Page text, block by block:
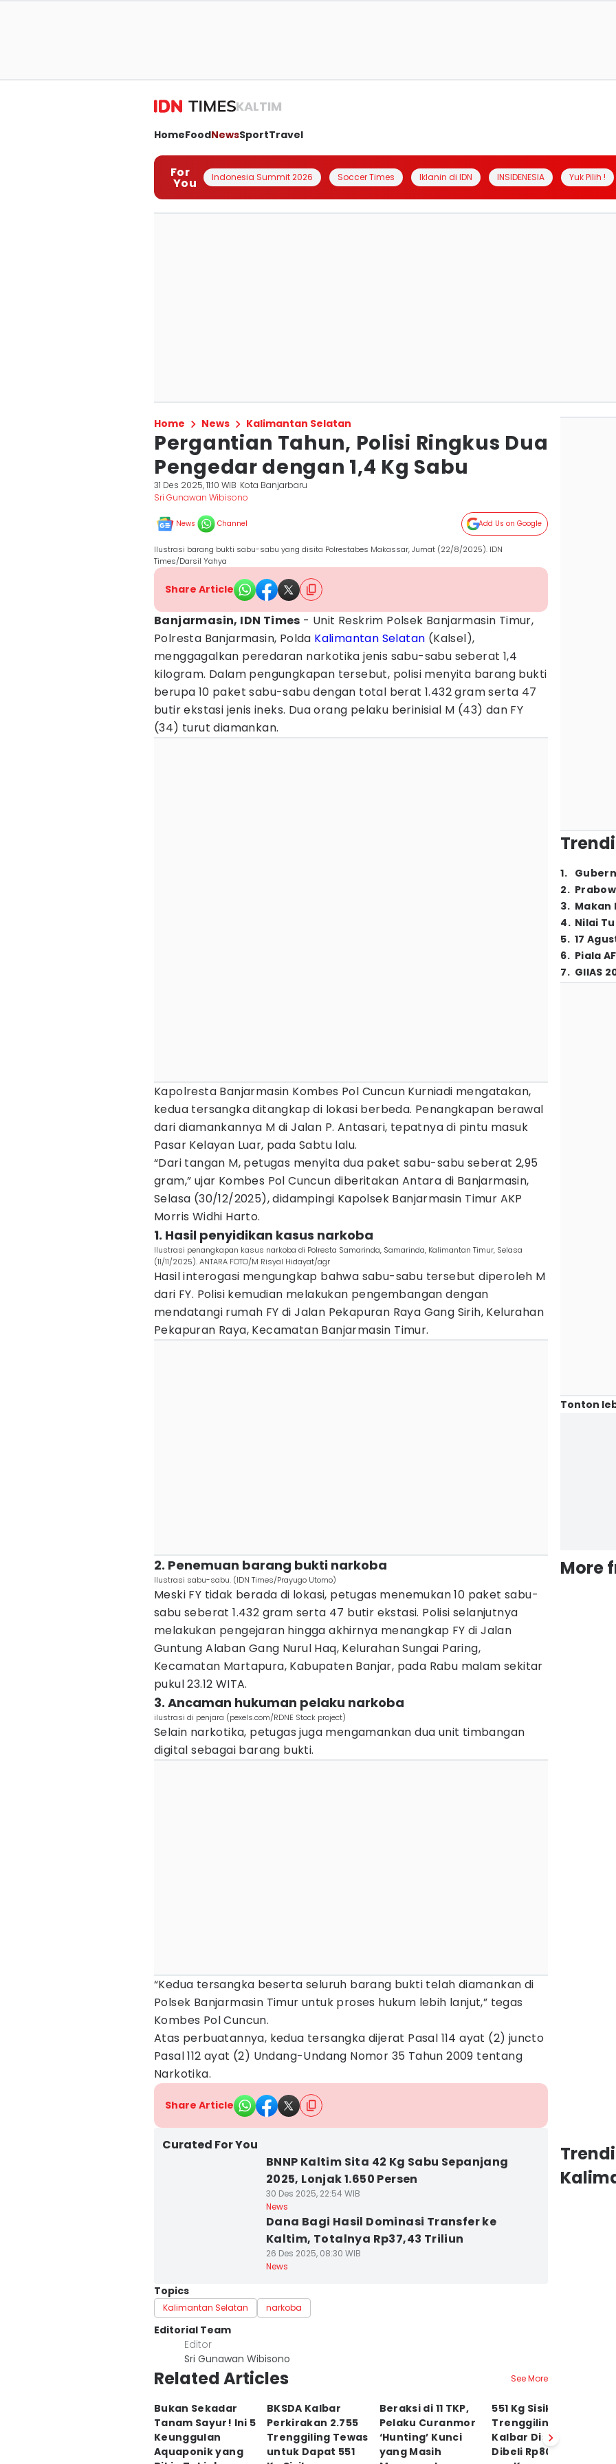
KALTIM
HomeFoodNewsSportTravel
For
You Indonesia Summit 2026 Soccer Times Iklanin di IDN INSIDENESIA Yuk Pilih !
Home News Kalimantan Selatan
Pergantian Tahun, Polisi Ringkus Dua
Pengedar dengan 1,4 Kg Sabu
31 Des 2025, 11:10 WIB Kota Banjarbaru
Sri Gunawan Wibisono
News Channel Add Us on Google
Ilustrasi barang bukti sabu-sabu yang disita Polrestabes Makassar, Jumat (22/8/2025). IDN
Times/Darsil Yahya
Share Article
Banjarmasin, IDN Times - Unit Reskrim Polsek Banjarmasin Timur,
Polresta Banjarmasin, Polda Kalimantan Selatan (Kalsel),
menggagalkan peredaran narkotika jenis sabu-sabu seberat 1,4
kilogram. Dalam pengungkapan tersebut, polisi menyita barang bukti
berupa 10 paket sabu-sabu dengan total berat 1.432 gram serta 47
butir ekstasi jenis ineks. Dua orang pelaku berinisial M (43) dan FY
(34) turut diamankan.
Kapolresta Banjarmasin Kombes Pol Cuncun Kurniadi mengatakan,
kedua tersangka ditangkap di lokasi berbeda. Penangkapan berawal
dari diamankannya M di Jalan P. Antasari, tepatnya di pintu masuk
Pasar Kelayan Luar, pada Sabtu lalu.
“Dari tangan M, petugas menyita dua paket sabu-sabu seberat 2,95
gram,” ujar Kombes Pol Cuncun diberitakan Antara di Banjarmasin,
Selasa (30/12/2025), didampingi Kapolsek Banjarmasin Timur AKP
Morris Widhi Harto.
1. Hasil penyidikan kasus narkoba
Ilustrasi penangkapan kasus narkoba di Polresta Samarinda, Samarinda, Kalimantan Timur, Selasa
(11/11/2025). ANTARA FOTO/M Risyal Hidayat/agr
Hasil interogasi mengungkap bahwa sabu-sabu tersebut diperoleh M
dari FY. Polisi kemudian melakukan pengembangan dengan
mendatangi rumah FY di Jalan Pekapuran Raya Gang Sirih, Kelurahan
Pekapuran Raya, Kecamatan Banjarmasin Timur.
2. Penemuan barang bukti narkoba
Ilustrasi sabu-sabu. (IDN Times/Prayugo Utomo)
Meski FY tidak berada di lokasi, petugas menemukan 10 paket sabu-
sabu seberat 1.432 gram serta 47 butir ekstasi. Polisi selanjutnya
melakukan pengejaran hingga akhirnya menangkap FY di Jalan
Guntung Alaban Gang Nurul Haq, Kelurahan Sungai Paring,
Kecamatan Martapura, Kabupaten Banjar, pada Rabu malam sekitar
pukul 23.12 WITA.
3. Ancaman hukuman pelaku narkoba
ilustrasi di penjara (pexels.com/RDNE Stock project)
Selain narkotika, petugas juga mengamankan dua unit timbangan
digital sebagai barang bukti.
“Kedua tersangka beserta seluruh barang bukti telah diamankan di
Polsek Banjarmasin Timur untuk proses hukum lebih lanjut,” tegas
Kombes Pol Cuncun.
Atas perbuatannya, kedua tersangka dijerat Pasal 114 ayat (2) juncto
Pasal 112 ayat (2) Undang-Undang Nomor 35 Tahun 2009 tentang
Narkotika.
Share Article
Curated For You
BNNP Kaltim Sita 42 Kg Sabu Sepanjang
2025, Lonjak 1.650 Persen
30 Des 2025, 22:54 WIB
News
Dana Bagi Hasil Dominasi Transfer ke
Kaltim, Totalnya Rp37,43 Triliun
26 Des 2025, 08:30 WIB
News
Topics
Kalimantan Selatan narkoba
Editorial Team
Editor
Sri Gunawan Wibisono
Related Articles See More
Bukan Sekadar
Tanam Sayur! Ini 5
Keunggulan
Aquaponik yang
BKSDA Kalbar
Perkirakan 2.755
Trenggiling Tewas
untuk Dapat 551
Beraksi di 11 TKP,
Pelaku Curanmor
‘Hunting’ Kunci
yang Masih
551 Kg Sisik
Trenggiling dari
Kalbar Disita,
Dibeli Rp800 Ribu
1.
2.
3. Makan
4. Nilai
5. 17
6. Piala
7. GIIAS
Tonton
More